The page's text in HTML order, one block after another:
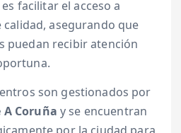
facilitar el acceso a
calidad, asegurando que
puedan recibir atención
son gestionados por
Coruña y se encuentran